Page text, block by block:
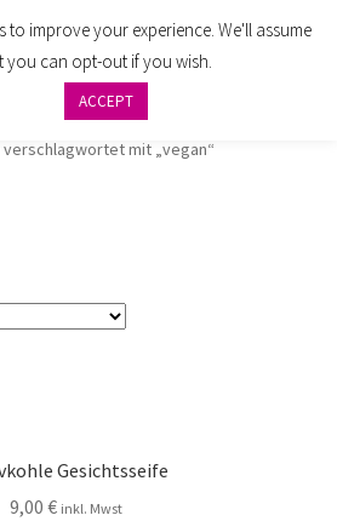
mit „vegan“
Gesichtsseife
9,00 € inkl. Mwst
to improve your experience. We'll assume
you can opt-out if you wish.
ACCEPT